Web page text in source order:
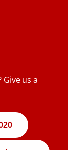
Give us a